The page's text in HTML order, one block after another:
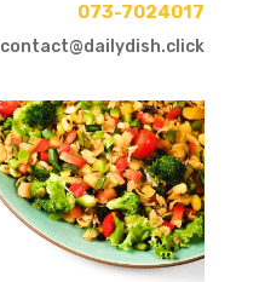
073-7024017
contact@dailydish.click